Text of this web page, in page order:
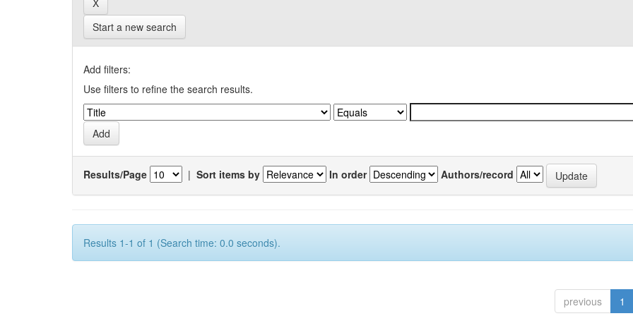
Start a new search
Add filters:
Use filters to refine the search results.
Results/Page | Sort items by In order Authors/record
Results 1-1 of 1 (Search time: 0.0 seconds).
previous 1